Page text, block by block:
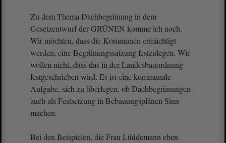
Zu dem Thema Dachbegrünung in dem
Gesetzentwurf der GRÜNEN komme ich noch.
Wir möchten, dass die Kommunen ermächtigt
werden, eine Begrünungssatzung festzulegen. Wir
wollen nicht, dass das in der Landesbauordnung
festgeschrieben wird. Es ist eine kommunale
Aufgabe, sich zu überlegen, ob Dachbegrünungen
auch als Festsetzung in Bebauungsplänen Sinn
machen.
Bei den Beispielen, die Frau Lüddemann eben